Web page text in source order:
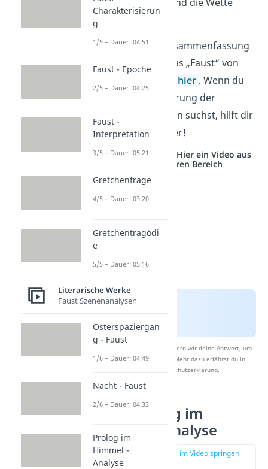
damit gewinnt.
Übrigens:Eine Zusammenfassung
des ganzen Dramas „Faust“ von
hier . Wenn du
eine Charakterisierung der
einzelnen Personen suchst, hilft dir
dieses Video
weiter!
Studyflix vernetzt: Hier ein Video aus
einem anderen Bereich
Nach Beantwortung speichern wir deine Antwort, um
Studyflix zu verbessern. Mehr dazu erfährst du in
Datenschutzerklärung.
Faust Prolog im
Himmel – Analyse
zur Stelle im Video springen
Charakterisierun
g
1/5 – Dauer: 04:51
Faust - Epoche
2/5 – Dauer: 04:25
Faust -
Interpretation
3/5 – Dauer: 05:21
Gretchenfrage
4/5 – Dauer: 03:20
Gretchentragödi
e
5/5 – Dauer: 05:16
Literarische Werke
Faust Szenenanalysen
Osterspaziergan
g - Faust
1/6 – Dauer: 04:49
Nacht - Faust
2/6 – Dauer: 04:33
Prolog im
Himmel -
Analyse